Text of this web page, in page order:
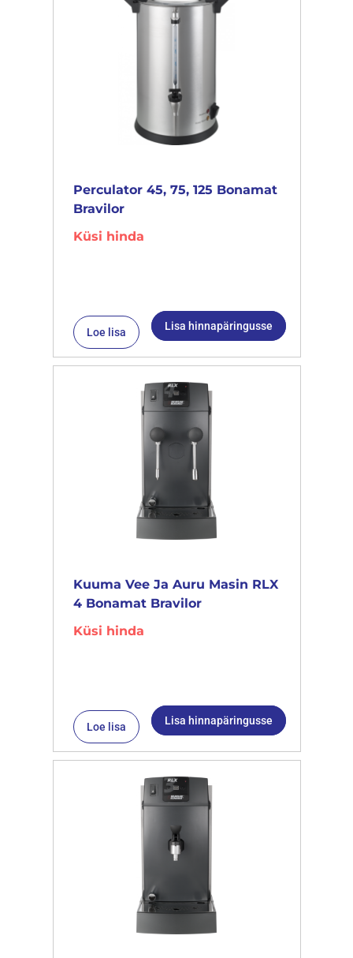
Perculator 45, 75, 125 Bonamat
Bravilor
Küsi hinda
Loe lisa Lisa hinnapäringusse
Kuuma Vee Ja Auru Masin RLX
4 Bonamat Bravilor
Küsi hinda
Loe lisa Lisa hinnapäringusse